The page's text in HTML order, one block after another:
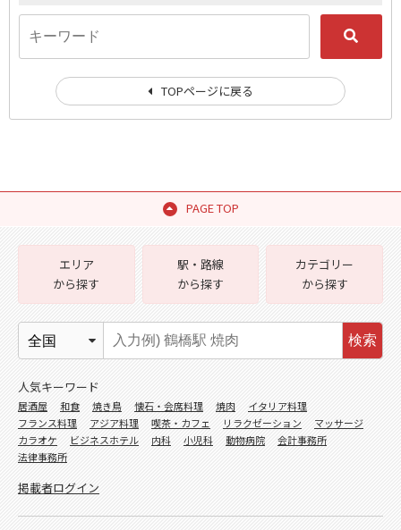
TOPページに戻る
PAGE TOP
エリア
から探す
駅・路線
から探す
カテゴリー
から探す
検索
人気キーワード
居酒屋 和食 焼き鳥 懐石・会席料理 焼肉
イタリア料理
フランス料理
アジア料理 喫茶・カフェ リラクゼーション
マッサージ
カラオケ
ビジネスホテル 内科 小児科 動物病院
会計事務所
法律事務所
掲載者ログイン